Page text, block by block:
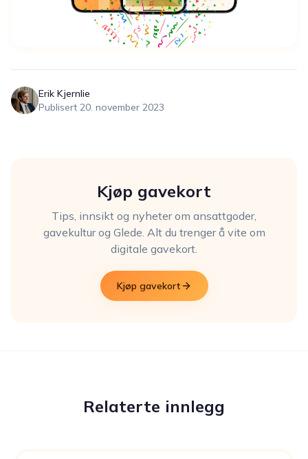
Erik Kjernlie
Publisert 20. november 2023
Kjøp gavekort
Tips, innsikt og nyheter om ansattgoder,
gavekultur og Glede. Alt du trenger å vite om
digitale gavekort.
Kjøp gavekort
Relaterte innlegg